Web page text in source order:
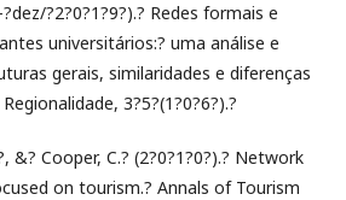
?2?0?1?9?).? Redes formais e
universitários:? uma análise e
gerais, similaridades e diferenças
3?5?(1?0?6?).?
&? Cooper, C.? (2?0?1?0?).? Network
on tourism.? Annals of Tourism